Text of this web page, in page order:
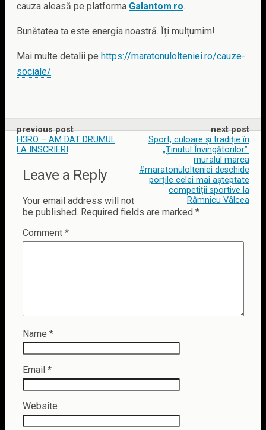
cauza aleasă pe platforma Galantom.ro.
Bunătatea ta este energia noastră. Îți mulțumim!
Mai multe detalii pe https://maratonulolteniei.ro/cauze-
sociale/
previous post
H3RO – AM DAT DRUMUL
LA INSCRIERI
next post
Sport, culoare și tradiție în
„Ținutul Învingătorilor”:
muralul marca
#maratonulolteniei deschide
porțile celei mai așteptate
competiții sportive la
Râmnicu Vâlcea
Leave a Reply
Your email address will not
be published. Required fields are marked *
Comment *
Name *
Email *
Website